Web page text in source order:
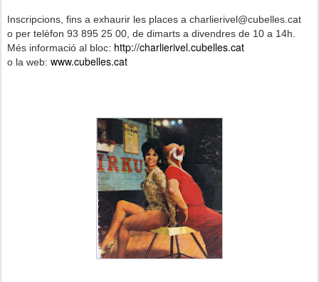
Inscripcions, fins a exhaurir les places a charlierivel@cubelles.cat
o per telèfon 93 895 25 00, de dimarts a divendres de 10 a 14h.
Més informació al bloc: http://charlierivel.cubelles.cat
o la web: www.cubelles.cat